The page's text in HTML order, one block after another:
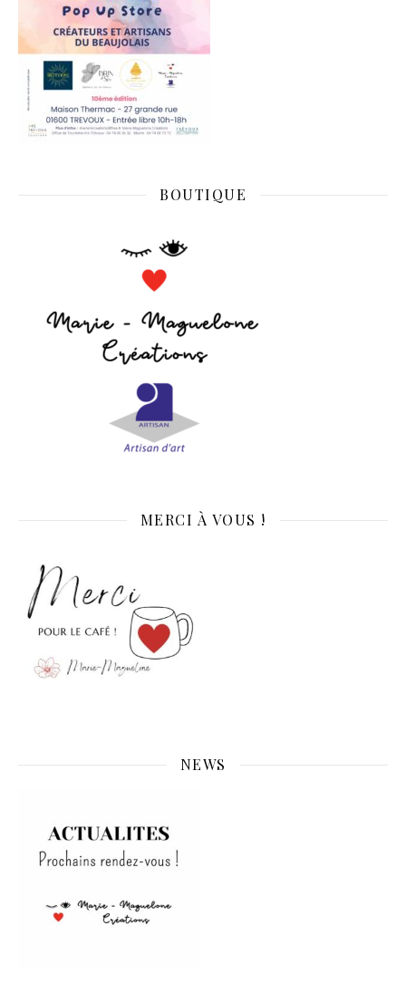
BOUTIQUE
MERCI À VOUS !
NEWS